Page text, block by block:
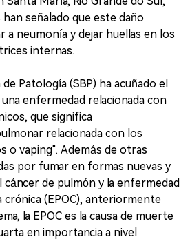
señalado que este daño
a neumonía y dejar huellas en los
internas.
Patología (SBP) ha acuñado el
enfermedad relacionada con
que significa
relacionada con los
o vaping". Además de otras
por fumar en formas nuevas y
cáncer de pulmón y la enfermedad
(EPOC), anteriormente
la EPOC es la causa de muerte
en importancia a nivel